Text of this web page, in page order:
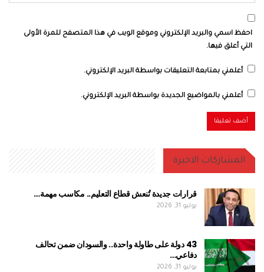
احفظ اسمي والبريد الإلكتروني وموقع الويب في هذا المتصفح للمرة الأولى
التي أعلق فيها.
أعلمني بمتابعة التعليقات بواسطة البريد الإلكتروني.
أعلمني بالمواضيع الجديدة بواسطة البريد الإلكتروني.
المشاركات الاخيرة
قرارات جديدة تُنعش قطاع التعليم.. مكاسب مهمة…
يوليو 31, 2026
43 دولة على طاولة واحدة.. والسودان ضمن تحالف
دفاعي…
يوليو 31, 2026